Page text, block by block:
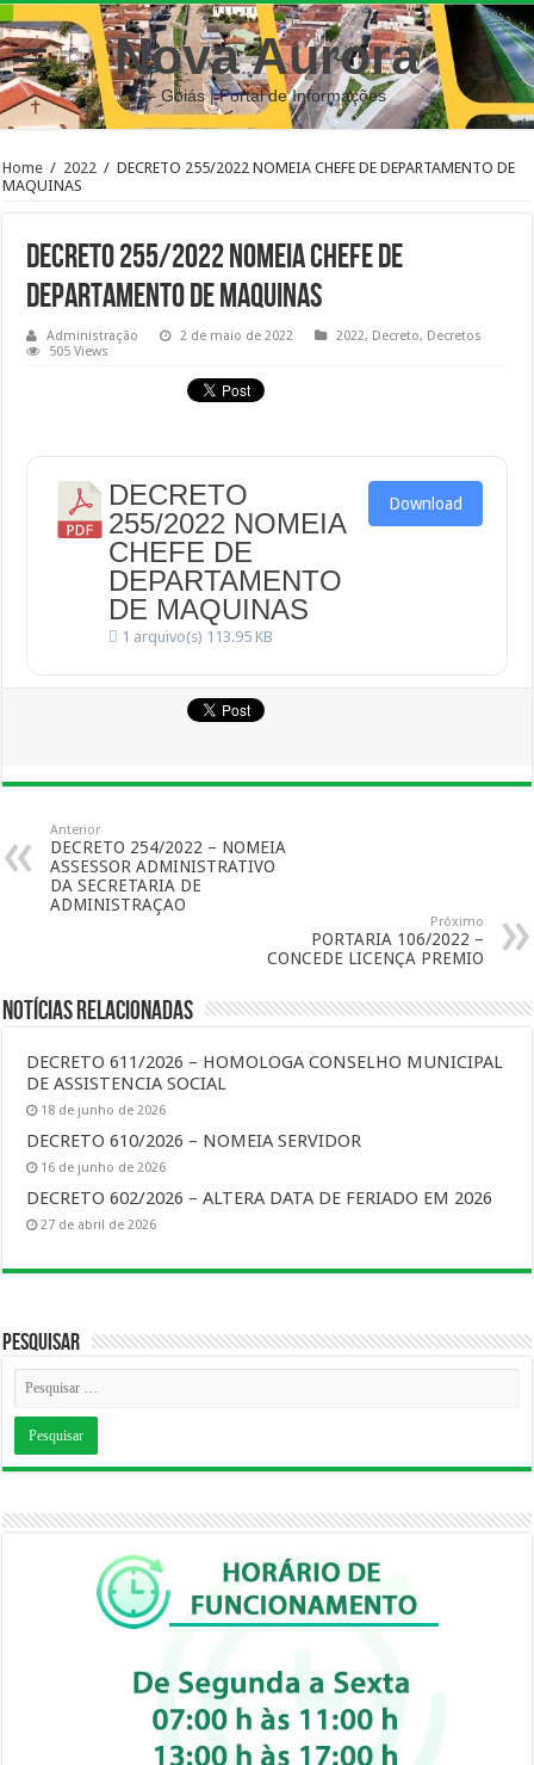
Nova Aurora
– Goiás | Portal de Informações
Home / 2022 / DECRETO 255/2022 NOMEIA CHEFE DE DEPARTAMENTO DE
MAQUINAS
DECRETO 255/2022 NOMEIA CHEFE DE
DEPARTAMENTO DE MAQUINAS
Administração 2 de maio de 2022 2022, Decreto, Decretos
505 Views
DECRETO
255/2022 NOMEIA
CHEFE DE
DEPARTAMENTO
DE MAQUINAS
1 arquivo(s) 113.95 KB
Download
Anterior
DECRETO 254/2022 – NOMEIA
ASSESSOR ADMINISTRATIVO
DA SECRETARIA DE
ADMINISTRAÇAO
Próximo
PORTARIA 106/2022 –
CONCEDE LICENÇA PREMIO
Notícias Relacionadas
DECRETO 611/2026 – HOMOLOGA CONSELHO MUNICIPAL
DE ASSISTENCIA SOCIAL
18 de junho de 2026
DECRETO 610/2026 – NOMEIA SERVIDOR
16 de junho de 2026
DECRETO 602/2026 – ALTERA DATA DE FERIADO EM 2026
27 de abril de 2026
Pesquisar